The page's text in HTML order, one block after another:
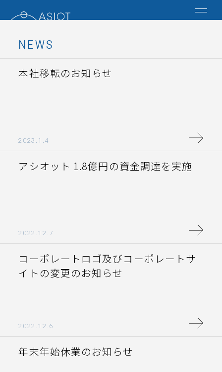
NEWS
本社移転のお知らせ
2023.1.4
アシオット 1.8億円の資金調達を実施
2022.12.7
コーポレートロゴ及びコーポレートサ
イトの変更のお知らせ
2022.12.6
年末年始休業のお知らせ
TOP
JA EN
©ASIOT Co., Ltd.all rights reserved